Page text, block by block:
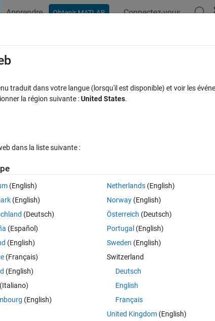
Apprendre Obtenir MATLAB Connectez-vous
付け
MATLABで書いたグラフ（figure）を貼り付けたいです。
Connectez-vous pour répondre à cette
traduit dans votre langue (lorsqu'il est disponible) et voir les
la région suivante :United States.
dans la liste suivante :
(English)
(English)
(Deutsch)
(Español)
(English)
(Français)
(English)
(Italiano)
(English)
Netherlands(English)
Norway(English)
Österreich (Deutsch)
Portugal (English)
Sweden (English)
Switzerland
Deutsch
English
Français
United Kingdom(English)